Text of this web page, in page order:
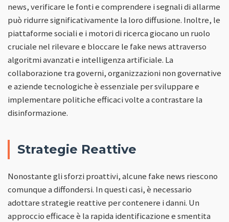
news, verificare le fonti e comprendere i segnali di allarme
può ridurre significativamente la loro diffusione. Inoltre, le
piattaforme sociali e i motori di ricerca giocano un ruolo
cruciale nel rilevare e bloccare le fake news attraverso
algoritmi avanzati e intelligenza artificiale. La
collaborazione tra governi, organizzazioni non governative
e aziende tecnologiche è essenziale per sviluppare e
implementare politiche efficaci volte a contrastare la
disinformazione.
Strategie Reattive
Nonostante gli sforzi proattivi, alcune fake news riescono
comunque a diffondersi. In questi casi, è necessario
adottare strategie reattive per contenere i danni. Un
approccio efficace è la rapida identificazione e smentita